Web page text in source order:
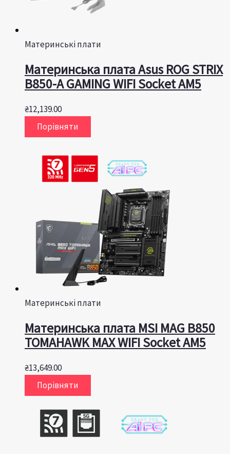
Материнські плати
Материнська плата Asus ROG STRIX
B850-A GAMING WIFI Socket AM5
₴12,139.00
Порівняти
Материнські плати
Материнська плата MSI MAG B850
TOMAHAWK MAX WIFI Socket AM5
₴13,649.00
Порівняти